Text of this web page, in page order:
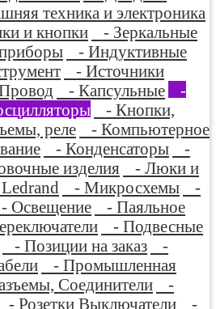
техника и электроника
и кнопки
- Зеркальные
- Индуктивные
- Источники
- Капсульные
-
- Кнопки,
реле
- Компьютерное
- Конденсаторы
-
изделия
- Люки и
- Микросхемы
-
Освещение
- Паяльное
- Подвесные
- Позиции на заказ
-
- Промышленная
Соединители
-
- Розетки Выключатели
-